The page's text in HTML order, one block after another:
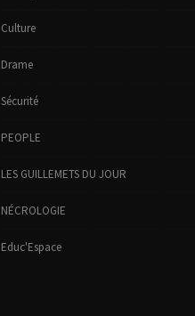
Culture
Drame
Sécurité
PEOPLE
LES GUILLEMETS DU JOUR
NÉCROLOGIE
Educ'Espace